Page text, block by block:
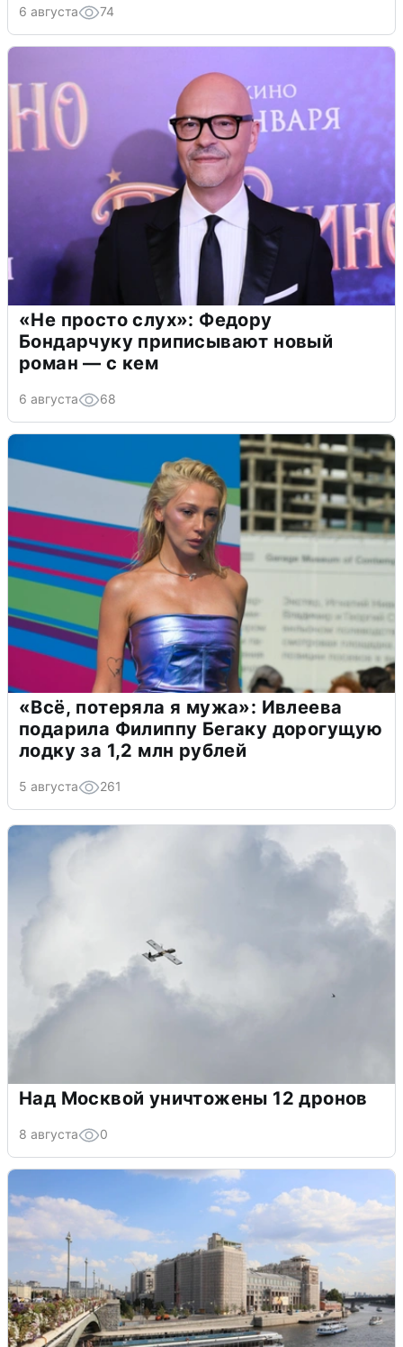
6 августа 74
«Не просто слух»: Федору
Бондарчуку приписывают новый
роман — с кем
6 августа 68
«Всё, потеряла я мужа»: Ивлеева
подарила Филиппу Бегаку дорогущую
лодку за 1,2 млн рублей
5 августа 261
Над Москвой уничтожены 12 дронов
8 августа 0